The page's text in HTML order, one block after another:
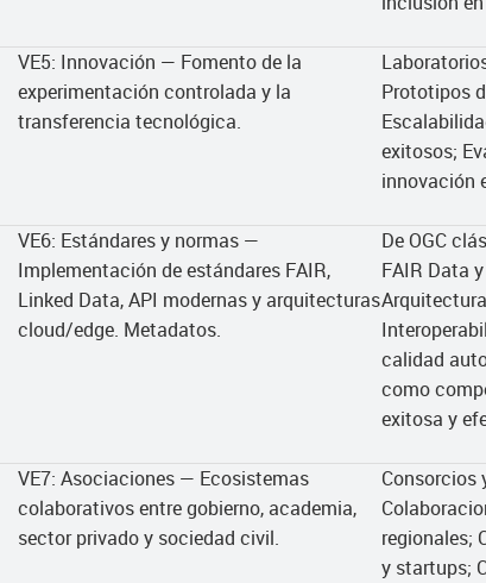
VE5: Innovación — Fomento de la
experimentación controlada y la
transferencia tecnológica.
Prototipos
exitosos;
innovación
VE6: Estándares y normas —
Implementación de estándares FAIR,
Linked Data, API modernas y arquitecturas
cloud/edge. Metadatos.
De OGC
FAIR Data
calidad
como
exitosa y
VE7: Asociaciones — Ecosistemas
colaborativos entre gobierno, academia,
sector privado y sociedad civil.
Consorcios
regionales;
y startups;